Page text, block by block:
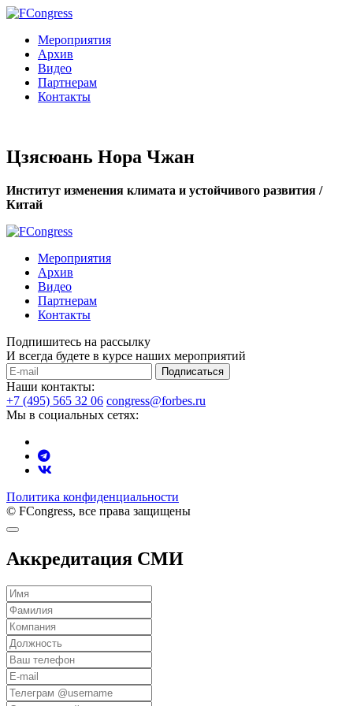
Мероприятия
Архив
Видео
Партнерам
Контакты
Цзясюань Нора Чжан
Институт изменения климата и устойчивого развития /
Китай
Мероприятия
Архив
Видео
Партнерам
Контакты
Подпишитесь на рассылку
И всегда будете в курсе наших мероприятий
Подписаться
Наши контакты:
+7 (495) 565 32 06 congress@forbes.ru
Мы в социальных сетях:
Политика конфиденциальности
© FCongress, все права защищены
Аккредитация СМИ